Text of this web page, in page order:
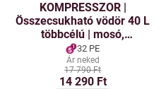
KOMPRESSZOR |
Összecsukható vödör 40 L
többcélú | mosó,
szállítódoboz, takarító
vödör otthonra és kertbe
32 PE
Ár neked
17 790 Ft
14 290 Ft